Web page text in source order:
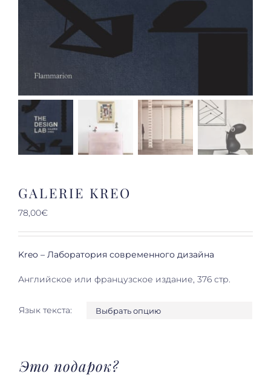
GALERIE KREO
78,00€
Kreo – Лаборатория современного дизайна
Английское или французское издание, 376 стр.
Язык текста:
Это подарок?